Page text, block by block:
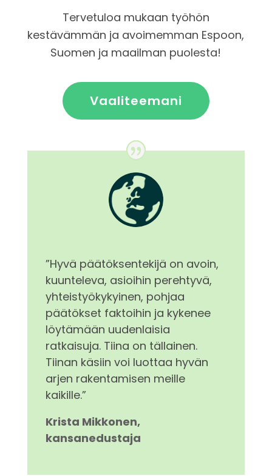
Tervetuloa mukaan työhön
kestävämmän ja avoimemman Espoon,
Suomen ja maailman puolesta!
Vaaliteemani
”Hyvä päätöksentekijä on avoin,
kuunteleva, asioihin perehtyvä,
yhteistyökykyinen, pohjaa
päätökset faktoihin ja kykenee
löytämään uudenlaisia
ratkaisuja. Tiina on tällainen.
Tiinan käsiin voi luottaa hyvän
arjen rakentamisen meille
kaikille.”
Krista Mikkonen,
kansanedustaja